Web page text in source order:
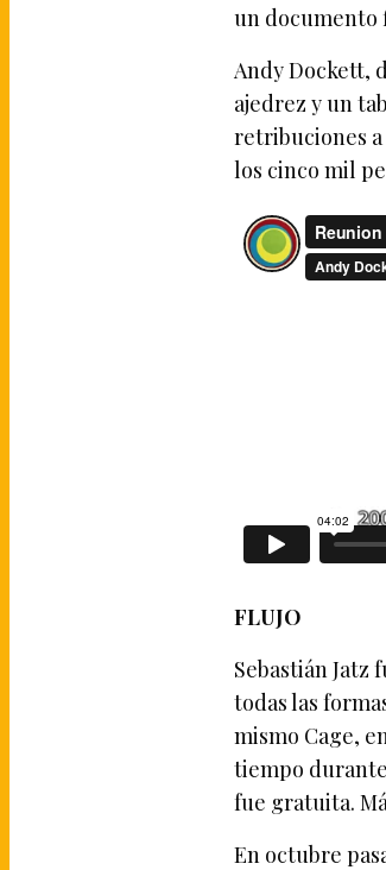
un documento
Andy Dockett,
ajedrez y un
retribuciones a
los cinco mil
FLUJO
Sebastián Jatz
todas las
mismo Cage,
tiempo
fue gratuita.
En octubre